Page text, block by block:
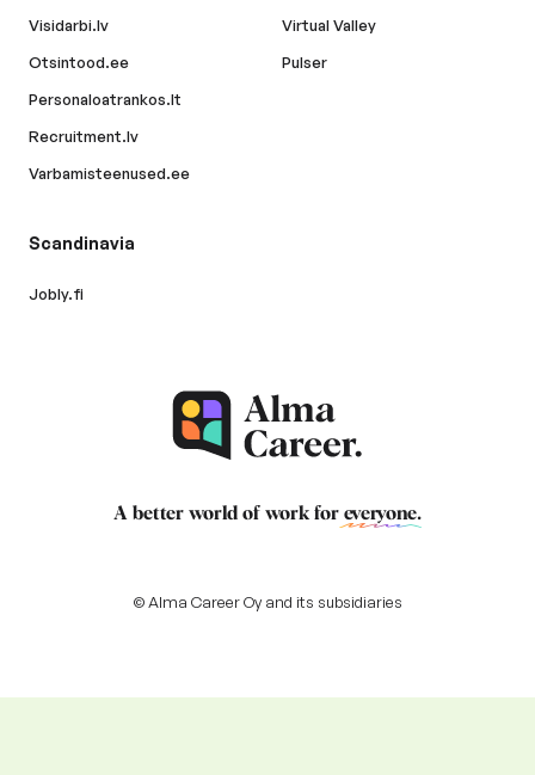
Visidarbi.lv
Otsintood.ee
Personaloatrankos.lt
Recruitment.lv
Varbamisteenused.ee
Virtual Valley
Pulser
Scandinavia
Jobly.fi
A better world of work for everyone.
© Alma Career Oy and its subsidiaries